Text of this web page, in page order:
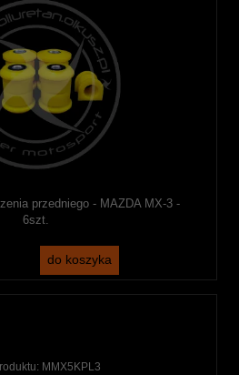
przedniego - MAZDA MX-3 -
6szt.
do koszyka
MMX5KPL3